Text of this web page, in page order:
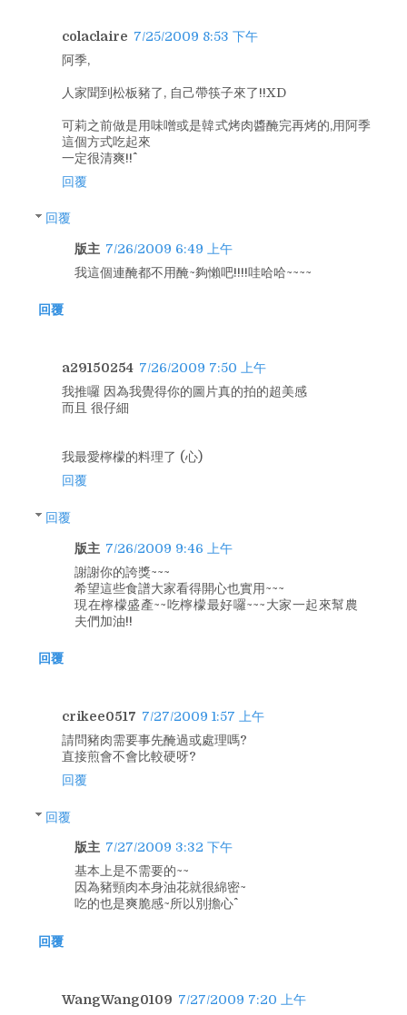
colaclaire 7/25/2009 8:53 下午
阿季,
人家聞到松板豬了, 自己帶筷子來了!!XD
可莉之前做是用味噌或是韓式烤肉醬醃完再烤的,用阿季
這個方式吃起來
一定很清爽!!^^
回覆
回覆
版主 7/26/2009 6:49 上午
我這個連醃都不用醃~夠懶吧!!!!哇哈哈~~~~
回覆
a29150254 7/26/2009 7:50 上午
我推囉 因為我覺得你的圖片真的拍的超美感
而且 很仔細
我最愛檸檬的料理了 (心)
回覆
回覆
版主 7/26/2009 9:46 上午
謝謝你的誇獎~~~
希望這些食譜大家看得開心也實用~~~
現在檸檬盛產~~吃檸檬最好囉~~~大家一起來幫農
夫們加油!!
回覆
crikee0517 7/27/2009 1:57 上午
請問豬肉需要事先醃過或處理嗎?
直接煎會不會比較硬呀?
回覆
回覆
版主 7/27/2009 3:32 下午
基本上是不需要的~~
因為豬頸肉本身油花就很綿密~
吃的也是爽脆感~所以別擔心^^
回覆
WangWang0109 7/27/2009 7:20 上午